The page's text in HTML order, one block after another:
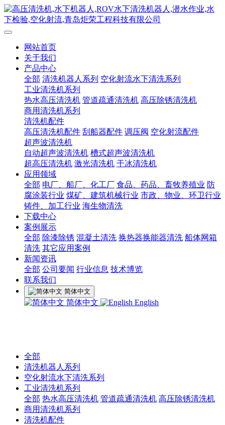
网站首页
关于我们
产品中心
全部 清洗机器人系列 空化射流水下清洗系列
工业清洗机系列
热水高压清洗机 管道疏通清洗机 高压除锈清洗机
商用清洗机系列
清洗机配件
高压清洗机配件 刮船器配件 调压阀 空化射流配件
超声波清洗机
自动超声波清洗机 槽式超声波清洗机
超高压清洗机 激光清洗机 干冰清洗机
应用领域
全部 电厂、船厂、化工厂 食品、药品、畜牧养殖业 防
腐涂装行业 煤矿、建筑机械行业 市政、物业、环卫行业
铸件、加工行业 海生物清洗
下载中心
案例展示
全部 除漆除锈 混凝土清洗 换热器换能器清洗 船体网箱
清洗 其它应用案例
新闻资讯
全部 公司要闻 行业信息 技术博览
联系我们
简体中文
简体中文 English
全部
清洗机器人系列
空化射流水下清洗系列
工业清洗机系列
全部 热水高压清洗机 管道疏通清洗机 高压除锈清洗机
商用清洗机系列
清洗机配件